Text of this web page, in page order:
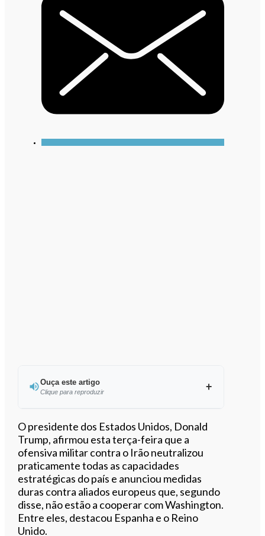
Ouça este artigo
Clique para reproduzir
Ouvir este artigo
O presidente dos Estados Unidos, Donald
Trump, afirmou esta terça-feira que a
ofensiva militar contra o Irão neutralizou
praticamente todas as capacidades
estratégicas do país e anunciou medidas
duras contra aliados europeus que, segundo
disse, não estão a cooperar com Washington.
Entre eles, destacou Espanha e o Reino
Unido.